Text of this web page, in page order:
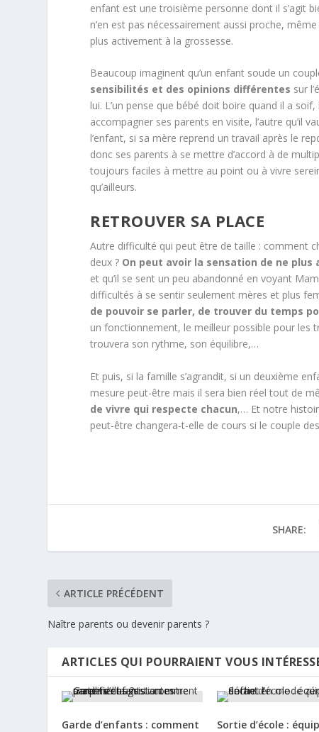
enfant est une troisième personne dont il s’agit
n’en est pas nécessairement aussi proche,
plus activement à la grossesse.
Beaucoup imaginent qu’un enfant soude un
sensibilités et des opinions différentes sur
lui. L’un pense que bébé doit boire quand il a
accompagner ses parents en visite, l’autre qu’il
l’enfant, si sa mère reprend un travail après le
donc ses parents à se mettre d’accord à de
toujours faciles à mettre au point ou à vivre
qu’ailleurs.
RETROUVER SA PLACE
Autre difficulté qui peut être de taille : comment
deux ? On peut avoir la sensation de ne plus
et qu’il se sent un peu abandonné en voyant
difficultés à se sentir seulement mères et plus
de pouvoir se parler, de trouver du temps
un fonctionnement, le meilleur possible pour les
trouvera son rythme, son équilibre,…
Et puis, si la famille s’agrandit, si un deuxième
mesure peut-être mais il sera bien réel tout de
de vivre qui respecte chacun,… Et notre
peut-être changera-t-elle de cours si le couple
SHARE:
ARTICLE PRÉCÉDENT
Naître parents ou devenir parents ?
ARTICLES QUI POURRAIENT VOUS
Garde d’enfants : comment
Sortie d’école :